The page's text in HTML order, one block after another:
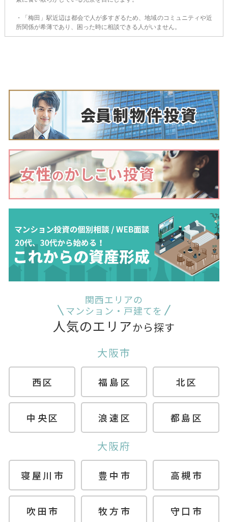
・「梅田」駅近辺は都会で人が多すぎるため、地域のコミュニティや近
所関係が希薄であり、困った時に相談できる人がいません。
関西エリアの
マンション・戸建てを
人気のエリアから探す
大阪市
西区 福島区 北区
中央区 浪速区 都島区
大阪府
寝屋川市 豊中市 高槻市
吹田市 牧方市 守口市